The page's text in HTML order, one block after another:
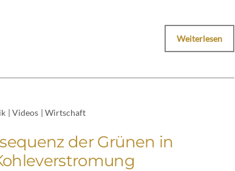
Weiterlesen
| Videos | Wirtschaft
der Grünen in